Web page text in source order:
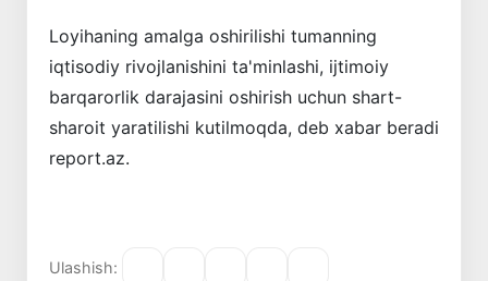
Loyihaning amalga oshirilishi tumanning
iqtisodiy rivojlanishini ta'minlashi, ijtimoiy
barqarorlik darajasini oshirish uchun shart-
sharoit yaratilishi kutilmoqda, deb xabar beradi
report.az.
Ulashish: